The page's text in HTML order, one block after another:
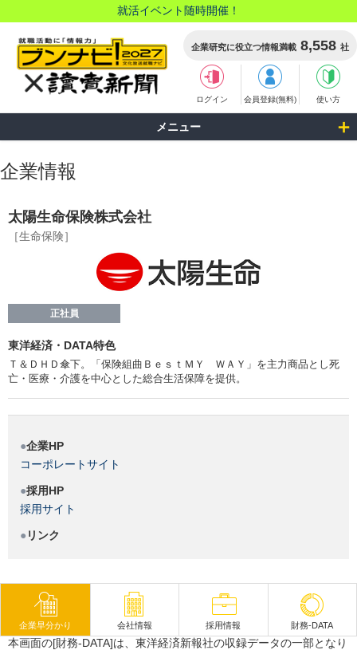
就活イベント随時開催！
企業研究に役立つ情報満載 8,558 社
ログイン 会員登録(無料) 使い方
メニュー
企業情報
太陽生命保険株式会社
［生命保険］
正社員
東洋経済・DATA特色
Ｔ＆ＤＨＤ傘下。「保険組曲ＢｅｓｔＭＹ ＷＡＹ」を主力商品とし死
亡・医療・介護を中心とした総合生活保障を提供。
企業HP
コーポレートサイト
採用HP
採用サイト
リンク
企業早分かり 会社情報 採用情報 財務-DATA
本画面の[財務-DATA]は、東洋経済新報社の収録データの一部となり